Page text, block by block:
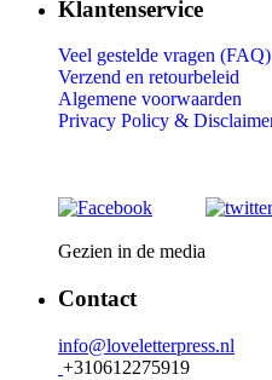
Klantenservice
Veel gestelde vragen (FAQ)
Verzend en retourbeleid
Algemene voorwaarden
Privacy Policy &
Gezien in de media
Contact
info@loveletterpress.nl
+310612275919